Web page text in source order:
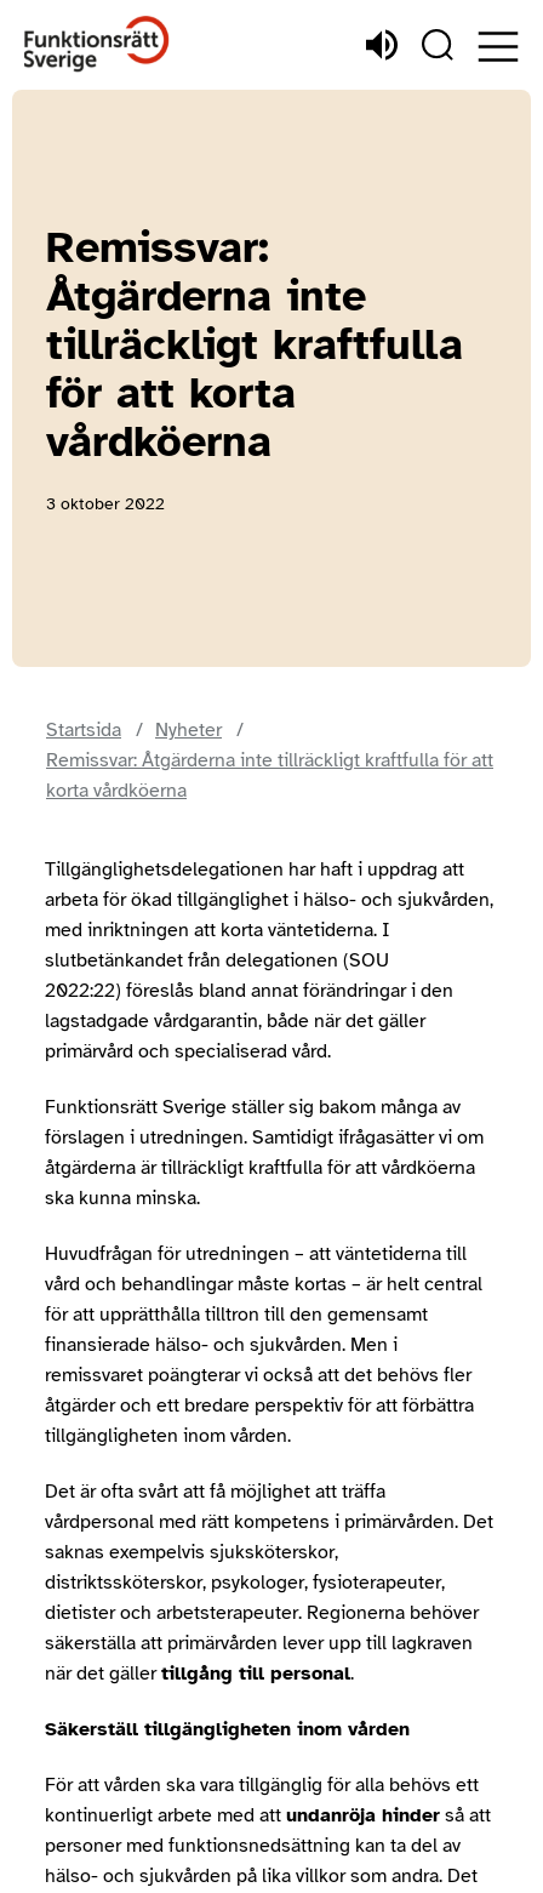
Remissvar:
Åtgärderna inte
tillräckligt kraftfulla
för att korta
vårdköerna
3 oktober 2022
Startsida
Nyheter
Remissvar: Åtgärderna inte tillräckligt kraftfulla för att
korta vårdköerna
Tillgänglighetsdelegationen har haft i uppdrag att
arbeta för ökad tillgänglighet i hälso- och sjukvården,
med inriktningen att korta väntetiderna. I
slutbetänkandet från delegationen (SOU
2022:22) föreslås bland annat förändringar i den
lagstadgade vårdgarantin, både när det gäller
primärvård och specialiserad vård.
Funktionsrätt Sverige ställer sig bakom många av
förslagen i utredningen. Samtidigt ifrågasätter vi om
åtgärderna är tillräckligt kraftfulla för att vårdköerna
ska kunna minska.
Huvudfrågan för utredningen – att väntetiderna till
vård och behandlingar måste kortas – är helt central
för att upprätthålla tilltron till den gemensamt
finansierade hälso- och sjukvården. Men i
remissvaret poängterar vi också att det behövs fler
åtgärder och ett bredare perspektiv för att förbättra
tillgängligheten inom vården.
Det är ofta svårt att få möjlighet att träffa
vårdpersonal med rätt kompetens i primärvården. Det
saknas exempelvis sjuksköterskor,
distriktssköterskor, psykologer, fysioterapeuter,
dietister och arbetsterapeuter. Regionerna behöver
säkerställa att primärvården lever upp till lagkraven
när det gällertillgång till personal.
Säkerställ tillgängligheten inom vården
För att vården ska vara tillgänglig för alla behövs ett
kontinuerligt arbete med att undanröja hinder så att
personer med funktionsnedsättning kan ta del av
hälso- och sjukvården på lika villkor som andra. Det